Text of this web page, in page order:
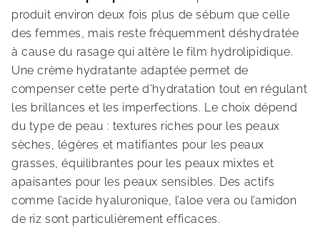
produit environ deux fois plus de sébum que celle
des femmes, mais reste fréquemment déshydratée
à cause du rasage qui altère le film hydrolipidique.
Une crème hydratante adaptée permet de
compenser cette perte d’hydratation tout en régulant
les brillances et les imperfections. Le choix dépend
du type de peau : textures riches pour les peaux
sèches, légères et matifiantes pour les peaux
grasses, équilibrantes pour les peaux mixtes et
apaisantes pour les peaux sensibles. Des actifs
comme l’acide hyaluronique, l’aloe vera ou l’amidon
de riz sont particulièrement efficaces.